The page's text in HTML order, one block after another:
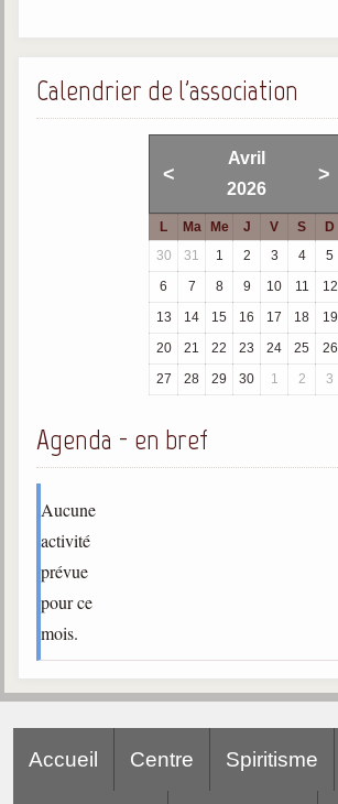
Ouvrages
Bulletins "Le Spiritisme"
Journal trimestriel
Newsletters
Sujets du mois
Maximes
séance d'aide spirituelle
Powerpoints
Cours dispensés au Centre
L'Agora
Consultez les réponses
Calendrier de l'association
<
Avril
2026
>
L Ma Me J V S
D
30
31 1 2 3 4
5
6
7 8 9 10 11
12
13
14 15 16 17 18
19
20
21 22 23 24 25
26
27
28 29 30 1 2 3
Agenda - en bref
Aucune
activité
prévue
pour ce
mois.
Accueil Centre Spiritisme